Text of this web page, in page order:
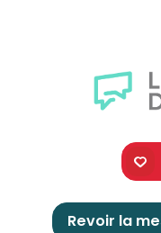
Revoir la